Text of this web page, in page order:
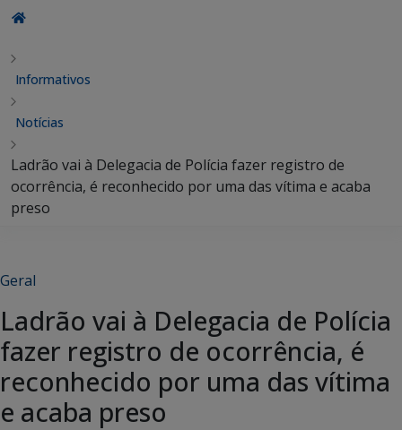
Informativos
Notícias
Ladrão vai à Delegacia de Polícia fazer registro de
ocorrência, é reconhecido por uma das vítima e acaba
preso
Geral
Ladrão vai à Delegacia de Polícia
fazer registro de ocorrência, é
reconhecido por uma das vítima
e acaba preso